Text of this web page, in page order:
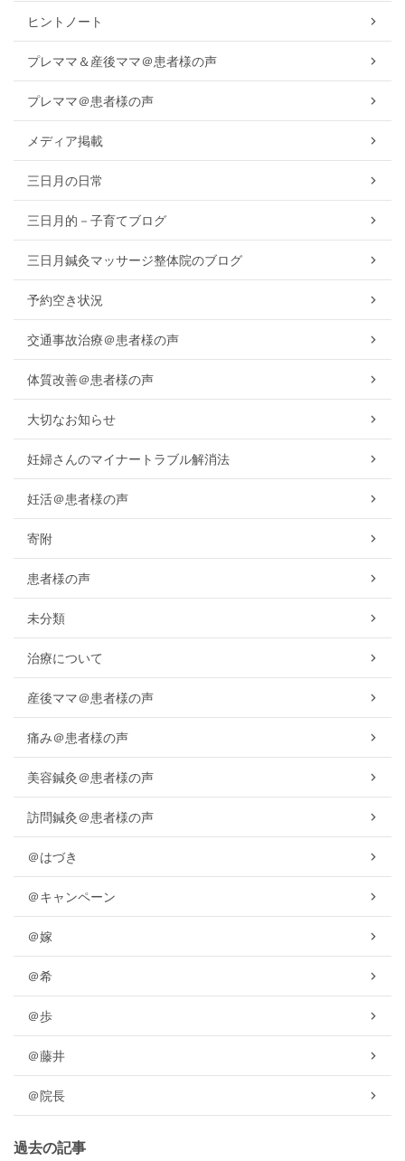
ヒントノート
プレママ＆産後ママ＠患者様の声
プレママ＠患者様の声
メディア掲載
三日月の日常
三日月的－子育てブログ
三日月鍼灸マッサージ整体院のブログ
予約空き状況
交通事故治療＠患者様の声
体質改善＠患者様の声
大切なお知らせ
妊婦さんのマイナートラブル解消法
妊活＠患者様の声
寄附
患者様の声
未分類
治療について
産後ママ＠患者様の声
痛み＠患者様の声
美容鍼灸＠患者様の声
訪問鍼灸＠患者様の声
＠はづき
＠キャンペーン
＠嫁
＠希
＠歩
＠藤井
＠院長
過去の記事